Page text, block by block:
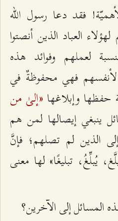
فقد دعا رسول الله
العباد الذين أنصتوا
لعملهم وفوائد هذه
لأنفسهم فهي محفوظةٌ في
وإبلاغها «إلیٰ من
ينبغي إيصالها لمن هم
الذين لم تصلهم؛ فإنَّ
یُبلِّغُ، تبليغًا» لها معنى
المسائل إلى الآخرين؟